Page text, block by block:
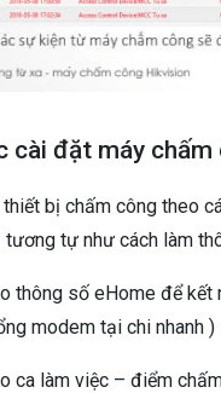
cài đặt máy chấm
bị chấm công theo
tự như cách làm
thông số eHome để
modem tại chi nhanh
ca làm việc – điểm